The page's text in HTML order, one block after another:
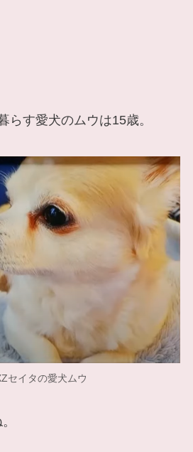
らす愛犬のムウは15歳。
セイタの愛犬ムウ